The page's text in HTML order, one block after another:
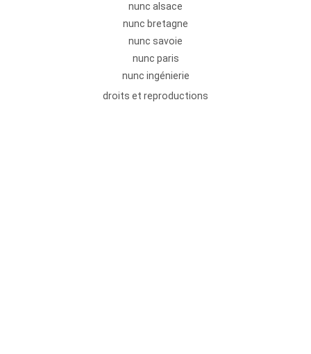
nunc alsace
nunc bretagne
nunc savoie
nunc paris
nunc ingénierie
droits et reproductions